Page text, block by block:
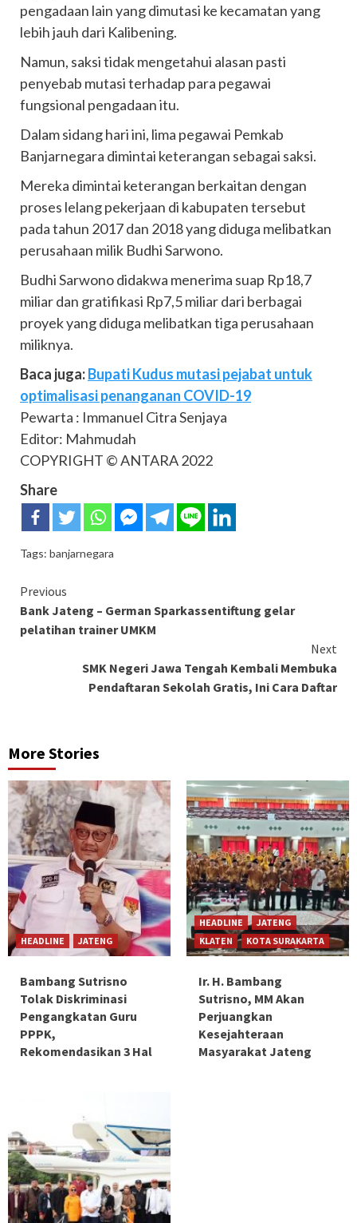
pengadaan lain yang dimutasi ke kecamatan yang
lebih jauh dari Kalibening.
Namun, saksi tidak mengetahui alasan pasti
penyebab mutasi terhadap para pegawai
fungsional pengadaan itu.
Dalam sidang hari ini, lima pegawai Pemkab
Banjarnegara dimintai keterangan sebagai saksi.
Mereka dimintai keterangan berkaitan dengan
proses lelang pekerjaan di kabupaten tersebut
pada tahun 2017 dan 2018 yang diduga melibatkan
perusahaan milik Budhi Sarwono.
Budhi Sarwono didakwa menerima suap Rp18,7
miliar dan gratifikasi Rp7,5 miliar dari berbagai
proyek yang diduga melibatkan tiga perusahaan
miliknya.
Baca juga:Bupati Kudus mutasi pejabat untuk
optimalisasi penanganan COVID-19
Pewarta : Immanuel Citra Senjaya
Editor: Mahmudah
COPYRIGHT © ANTARA 2022
Share
Tags: banjarnegara
Continue
Reading
Previous
Bank Jateng – German Sparkassentiftung gelar
pelatihan trainer UMKM
Next
SMK Negeri Jawa Tengah Kembali Membuka
Pendaftaran Sekolah Gratis, Ini Cara Daftar
More Stories
HEADLINE JATENG
Bambang Sutrisno
Tolak Diskriminasi
Pengangkatan Guru
PPPK,
Rekomendasikan 3 Hal
HEADLINE
JATENG
KLATEN
KOTA SURAKARTA
Ir. H. Bambang
Sutrisno, MM Akan
Perjuangkan
Kesejahteraan
Masyarakat Jateng